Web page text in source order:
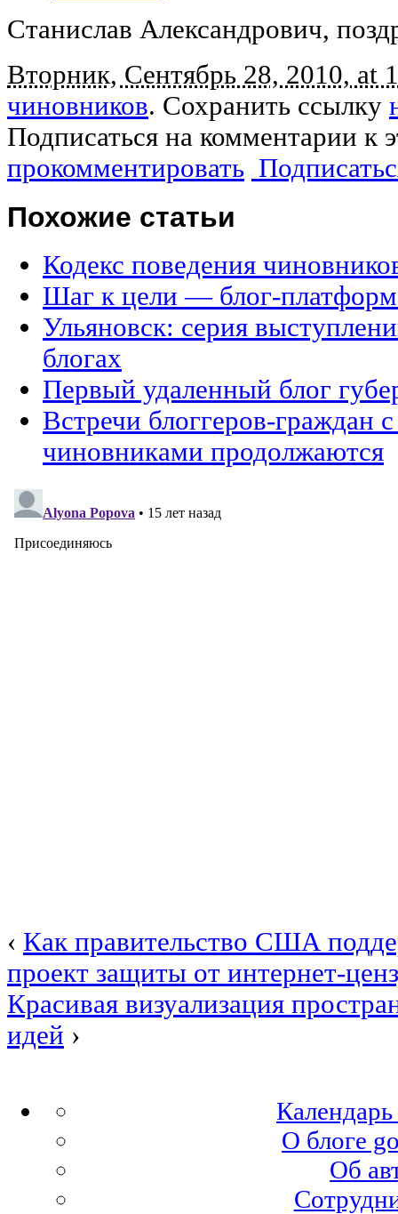
Станислав Александрович,
Вторник, Сентябрь 28, 2010, at
чиновников. Сохранить ссылку
Подписаться на комментарии к
прокомментировать
Похожие статьи
Кодекс поведения
Шаг к цели — блог-
Ульяновск: серия
блогах
Первый удаленный блог
Встречи блоггеров-граждан
чиновниками продолжаются
‹ Как правительство США
проект защиты от интернет-
Красивая визуализация
идей ›
О блоге
Об